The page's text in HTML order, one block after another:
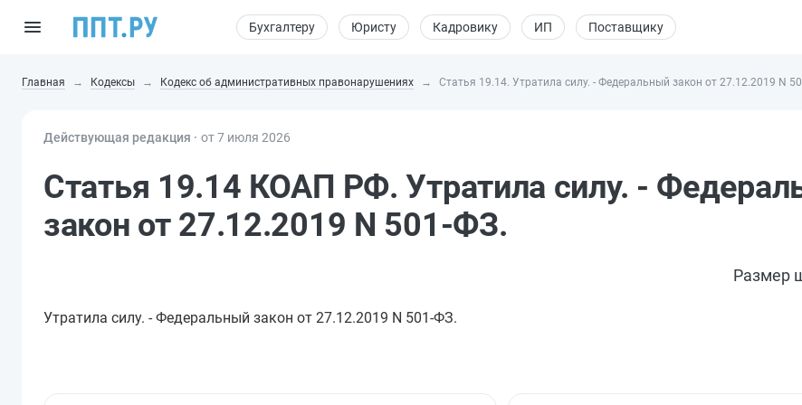
Бухгалтеру Юристу Кадровику ИП Поставщику
Главная Кодексы Кодекс об административных правонарушениях Статья 19.14. Утратила силу. - Федеральный закон от 27.12.2019 N
Действующая редакция ⸱ от 7 июля 2026
Статья 19.14 КОАП РФ. Утратила силу. -
закон от 27.12.2019 N 501-ФЗ.
Размер
Утратила силу. - Федеральный закон от 27.12.2019 N 501-ФЗ.